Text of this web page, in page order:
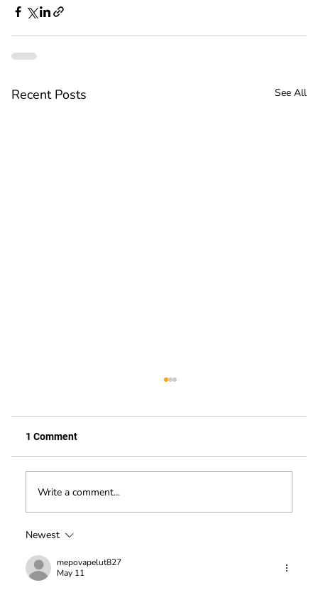
Recent Posts See All
Hoogwerker cursus bij Safety Lift
1 Comment
Write a comment...
Newest
mepovapelut827
May 11